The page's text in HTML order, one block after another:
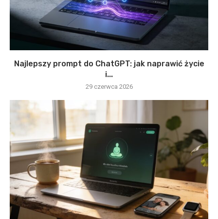
Najlepszy prompt do ChatGPT: jak naprawić życie
i...
29 czerwca 2026